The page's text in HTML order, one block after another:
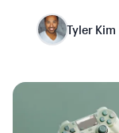
Tyler Kim